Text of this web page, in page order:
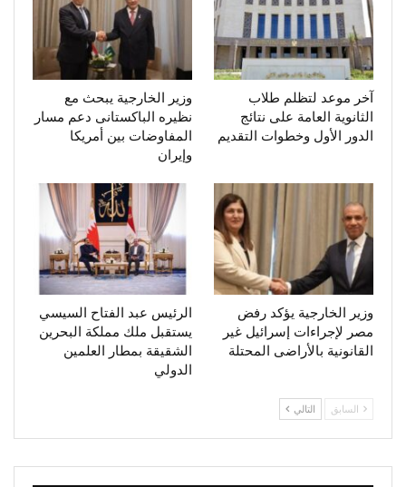
آخر موعد لتظلم طلاب
الثانوية العامة على نتائج
الدور الأول وخطوات التقديم
وزير الخارجية يبحث مع
نظيره الباكستانى دعم مسار
المفاوضات بين أمريكا
وإيران
وزير الخارجية يؤكد رفض
مصر لإجراءات إسرائيل غير
القانونية بالأراضى المحتلة
الرئيس عبد الفتاح السيسي
يستقبل ملك مملكة البحرين
الشقيقة بمطار العلمين
الدولي
السابق التالي